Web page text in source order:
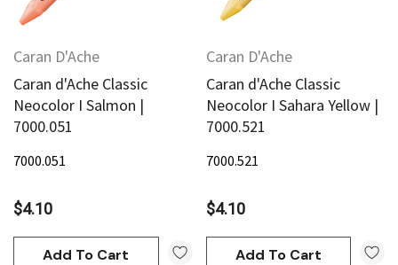
Caran D'Ache
Caran d'Ache Classic
Neocolor I Salmon |
7000.051
7000.051
$4.10
Add To Cart
Caran D'Ache
Caran d'Ache Classic
Neocolor I Sahara Yellow |
7000.521
7000.521
$4.10
Add To Cart